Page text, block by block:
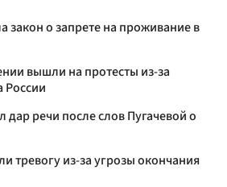
закон о запрете на проживание в
вышли на протесты из-за
России
дар речи после слов Пугачевой о
тревогу из-за угрозы окончания